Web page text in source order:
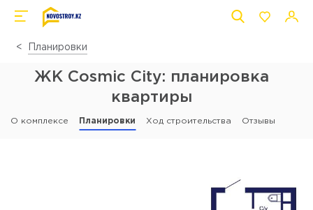
Планировки
ЖК Cosmic City: планировка
квартиры
О комплексе Планировки Ход строительства Отзывы